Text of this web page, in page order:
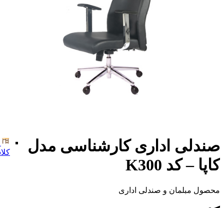
صندلی اداری کارشناسی مدل
کاپا – کد K300
محصول مبلمان و صندلی اداری